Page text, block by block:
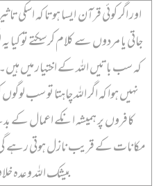
اور اگر کوئی قرآن ایسا ہوتا کہ
جاتی یا مردوں سے کلام کر سکتے تو
کہ سب باتیں اللہ کے اختیار میں
نہیں ہوا کہ اگر اللہ چاہتا تو سب
کافروں پر ہمیشہ انکے اعمال
مکانات کے قریب نازل ہوتی رہے گی۔
بیشک اللہ وعدہ